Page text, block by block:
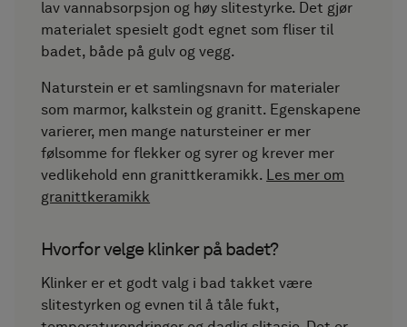
lav vannabsorpsjon og høy slitestyrke. Det gjør
materialet spesielt godt egnet som fliser til
badet, både på gulv og vegg.
Naturstein er et samlingsnavn for materialer
som marmor, kalkstein og granitt. Egenskapene
varierer, men mange natursteiner er mer
følsomme for flekker og syrer og krever mer
vedlikehold enn granittkeramikk. Les mer om
granittkeramikk
Hvorfor velge klinker på badet?
Klinker er et godt valg i bad takket være
slitestyrken og evnen til å tåle fukt,